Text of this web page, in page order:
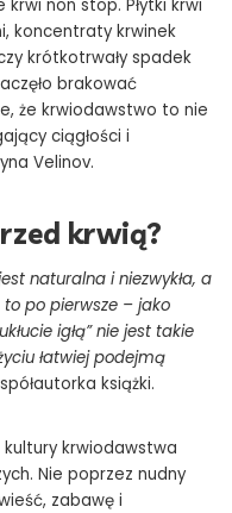
non stop. Płytki krwi
koncentraty krwinek
krótkotrwały spadek
brakować
że krwiodawstwo to nie
ciągłości i
Velinov.
krwią?
naturalna i niezwykła, a
po pierwsze – jako
igłą” nie jest takie
łatwiej podejmą
książki.
krwiodawstwa
Nie poprzez nudny
zabawę i